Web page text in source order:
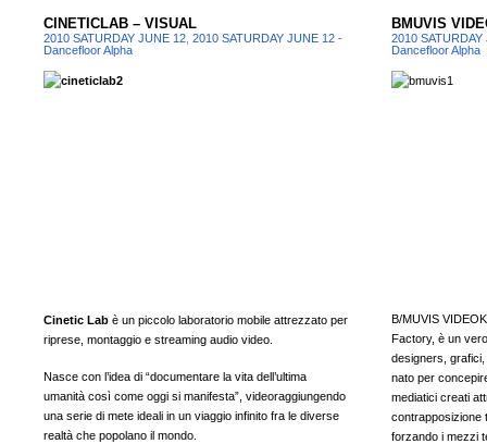
CINETICLAB – VISUAL
2010 SATURDAY JUNE 12 2010 SATURDAY JUNE 12 -
Dancefloor Alpha
Cinetic Lab è un piccolo laboratorio mobile attrezzato per
riprese, montaggio e streaming audio video.
Nasce con l’idea di “documentare la vita dell’ultima
umanità così come oggi si manifesta”, videoraggiungendo
una serie di mete ideali in un viaggio infinito fra le diverse
realtà che popolano il mondo.
BMUVIS
2010 SATURDAY
Dancefloor Alpha
B/MUVIS
Factory, è un
designers,
nato per
mediatici creati
contrapposizione
forzando i mezzi